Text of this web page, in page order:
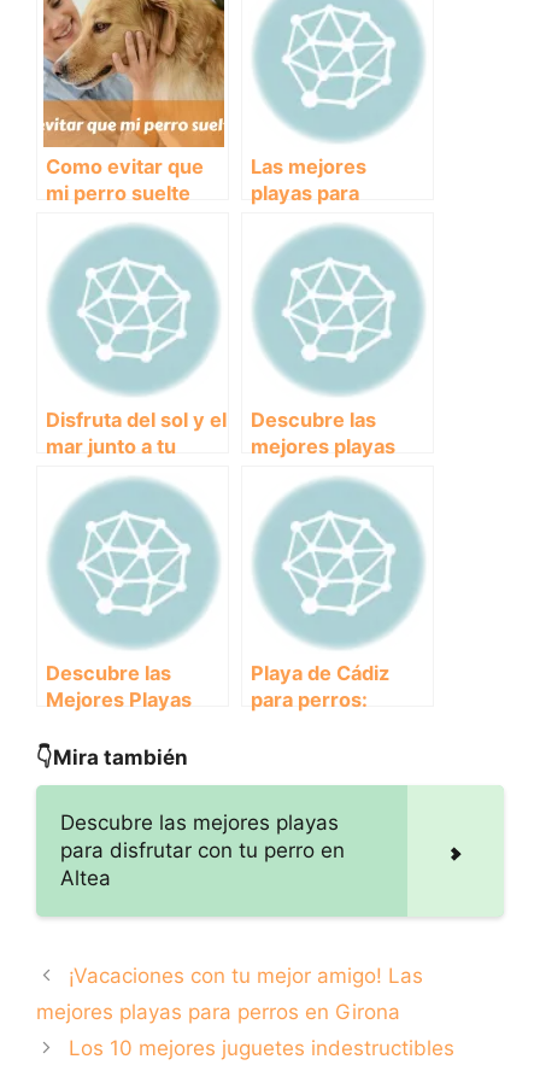
Como evitar que
mi perro suelte
Las mejores
playas para
perros: diversión
asegurada en la
arena y el mar
Disfruta del sol y el
mar junto a tu
peludo: Las
mejores playas
para perros en
Barcelona
Descubre las
mejores playas
para perros en
Asturias y disfruta
con tu amigo
peludo
Descubre las
Mejores Playas
Tarragona: La Guía
Playa de Cádiz
para perros:
👇Mira también
Descubre las mejores playas
para disfrutar con tu perro en
Altea
¡Vacaciones con tu mejor amigo! Las
mejores playas para perros en Girona
Los 10 mejores juguetes indestructibles